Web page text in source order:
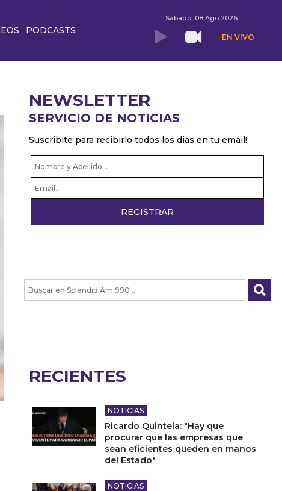
PODCASTS
Sábado, 08 Ago 2026
EN VIVO
NEWSLETTER
SERVICIO DE NOTICIAS
Suscribite para recibirlo todos los dias en tu email!
RECIENTES
NOTICIAS
Ricardo Quintela: "Hay que
procurar que las empresas que
sean eficientes queden en manos
del Estado"
NOTICIAS